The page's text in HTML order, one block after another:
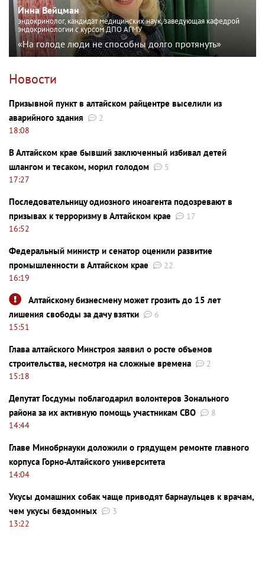
Инна Вейцман
эндокринолог, кандидат медицинских наук, заведующая кафедрой
эндокринологии с курсом ДПО АГМУ
«На голоде люди не способны долго протянуть»
Новости
Призывной пункт в алтайском райцентре выселили из
аварийного здания
2
18:08
В Алтайском крае бывший заключенный избивал детей
шлангом и тесаком, морил голодом
5
17:27
Последовательницу одиозного иноагента подозревают в
призывах к терроризму в Алтайском крае
17
16:52
Федеральный министр и сенатор оценили развитие
промышленности в Алтайском крае
22
16:19
Алтайскому бизнесмену может грозить до 15 лет
лишения свободы за дачу взятки
6
15:51
Глава алтайского Минстроя заявил о росте объемов
строительства, несмотря на сложные времена
2
15:18
Депутат Госдумы поблагодарил волонтеров Зонального
района за их активную помощь участникам СВО
8
14:44
Главе Минобрнауки доложили о грядущем ремонте главного
корпуса Горно-Алтайского университета
14:04
Укусы домашних собак чаще приводят барнаульцев к врачам,
чем укусы бездомных
3
13:22